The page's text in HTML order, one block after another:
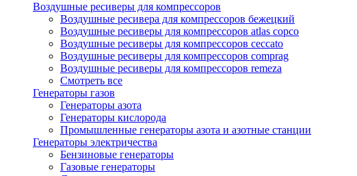
Воздушные ресиверы для компрессоров
Воздушные ресивера для компрессоров бежецкий
Воздушные ресиверы для компрессоров atlas copco
Воздушные ресиверы для компрессоров ceccato
Воздушные ресиверы для компрессоров comprag
Воздушные ресиверы для компрессоров remeza
Смотреть все
Генераторы газов
Генераторы азота
Генераторы кислорода
Промышленные генераторы азота и азотные станции
Генераторы электричества
Бензиновые генераторы
Газовые генераторы